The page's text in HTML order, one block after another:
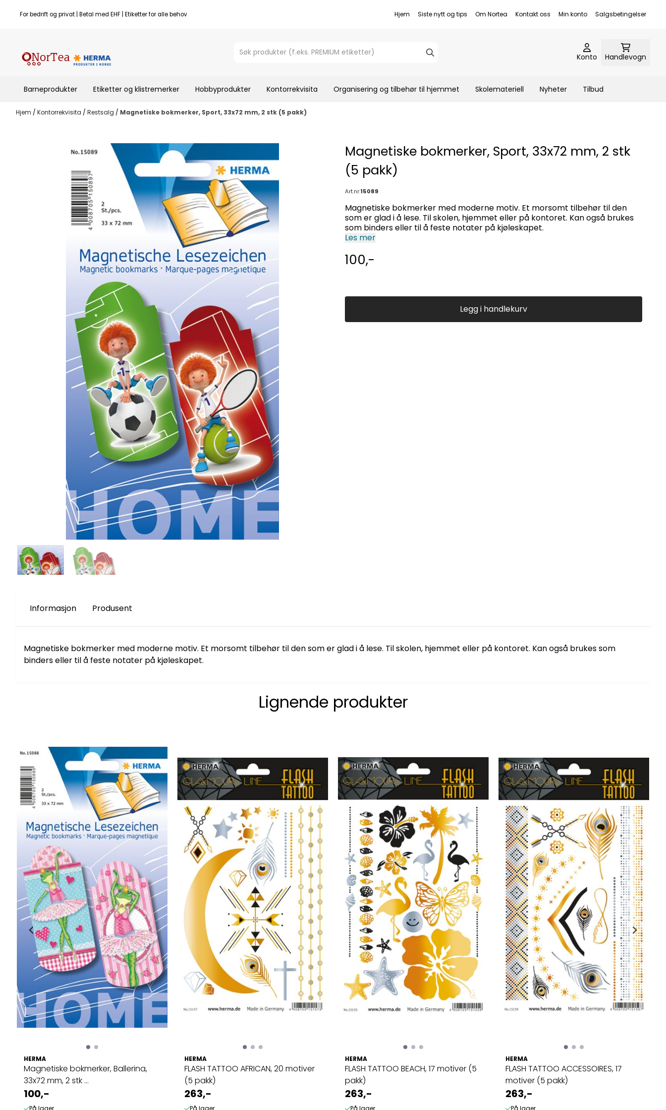
Hopp til innhold
For bedrift og privat | Betal med EHF | Etiketter for alle behov Hjem Siste nytt og tips Om Nortea Kontakt oss Min konto Salgsbetingelser
Konto Handlevogn
Barneprodukter Etiketter og klistremerker Hobbyprodukter Kontorrekvisita Organisering og tilbehør til hjemmet Skolemateriell Nyheter Tilbud
Hjem / Kontorrekvisita / Restsalg / Magnetiske bokmerker, Sport, 33x72 mm, 2 stk (5 pakk)
Magnetiske bokmerker, Sport, 33x72 mm, 2 stk
(5 pakk)
Art.nr:15089
Magnetiske bokmerker med moderne motiv. Et morsomt tilbehør til den
som er glad i å lese. Til skolen, hjemmet eller på kontoret. Kan også brukes
som binders eller til å feste notater på kjøleskapet.
Les mer
100,-
Legg i handlekurv
Informasjon Produsent
Magnetiske bokmerker med moderne motiv. Et morsomt tilbehør til den som er glad i å lese. Til skolen, hjemmet eller på kontoret. Kan også brukes som
binders eller til å feste notater på kjøleskapet.
Lignende produkter
HERMA
Magnetiske bokmerker, Ballerina,
33x72 mm, 2 stk ...
100,-
På lager
HERMA
FLASH TATTOO AFRICAN, 20 motiver
(5 pakk)
263,-
På lager
HERMA
FLASH TATTOO BEACH, 17 motiver (5
pakk)
263,-
På lager
HERMA
FLASH TATTOO ACCESSOIRES, 17
motiver (5 pakk)
263,-
På lager